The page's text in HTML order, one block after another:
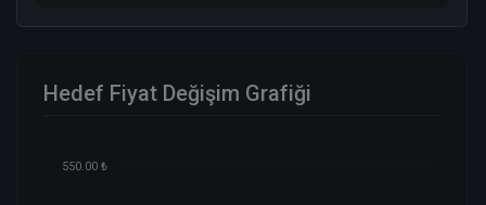
Hedef Fiyat Değişim Grafiği
550.00 ₺